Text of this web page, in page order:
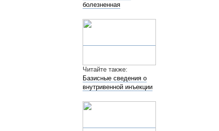
болезненная
Читайте также:
Базисные сведения о
внутривенной инъекции